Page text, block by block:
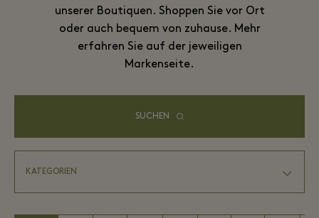
unserer Boutiquen. Shoppen Sie vor Ort
oder auch bequem von zuhause. Mehr
erfahren Sie auf der jeweiligen
Markenseite.
SUCHEN